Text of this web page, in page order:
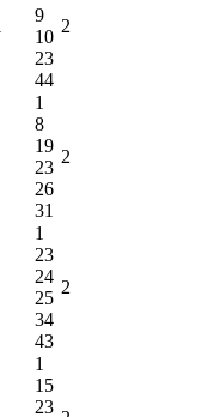
9
10
23
44
2
1
8
19
23
26
31
2
1
23
24
25
34
43
2
1
15
23